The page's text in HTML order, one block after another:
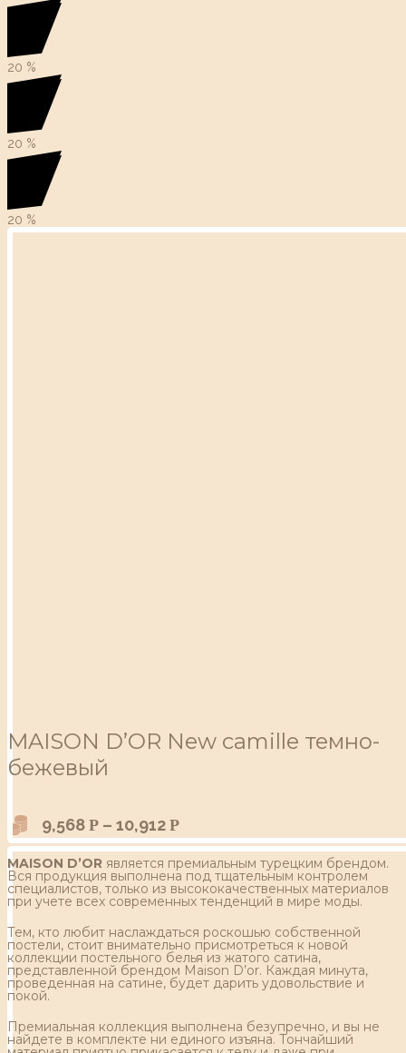
20 %
20 %
20 %
MAISON D’OR New camille темно-
бежевый
9,568 Р – 10,912 Р
MAISON D’OR является премиальным турецким брендом.
Вся продукция выполнена под тщательным контролем
специалистов, только из высококачественных материалов
при учете всех современных тенденций в мире моды.
Тем, кто любит наслаждаться роскошью собственной
постели, стоит внимательно присмотреться к новой
коллекции постельного белья из жатого сатина,
представленной брендом Maison D’or. Каждая минута,
проведенная на сатине, будет дарить удовольствие и
покой.
Премиальная коллекция выполнена безупречно, и вы не
найдете в комплекте ни единого изъяна. Тончайший